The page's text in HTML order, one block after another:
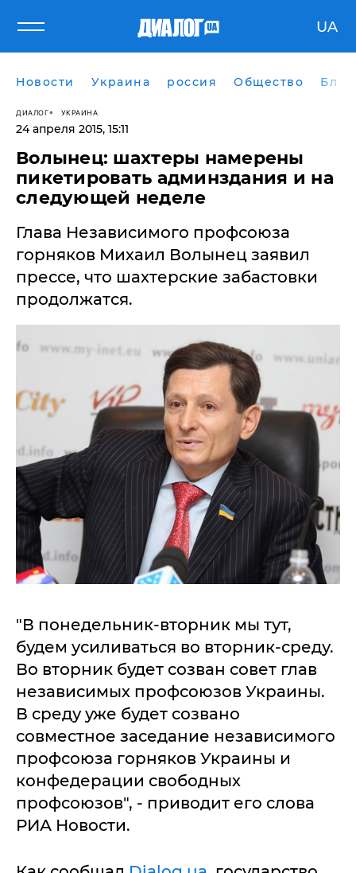
UA
Новости Украина россия Общество
ДИАЛОГ УКРАИНА
24 апреля 2015, 15:11
Волынец: шахтеры намерены
пикетировать админздания и на
следующей неделе
Глава Независимого профсоюза
горняков Михаил Волынец заявил
прессе, что шахтерские забастовки
продолжатся.
"В понедельник-вторник мы тут,
будем усиливаться во вторник-среду.
Во вторник будет созван совет глав
независимых профсоюзов Украины.
В среду уже будет созвано
совместное заседание независимого
профсоюза горняков Украины и
конфедерации свободных
профсоюзов", - приводит его слова
РИА Новости.